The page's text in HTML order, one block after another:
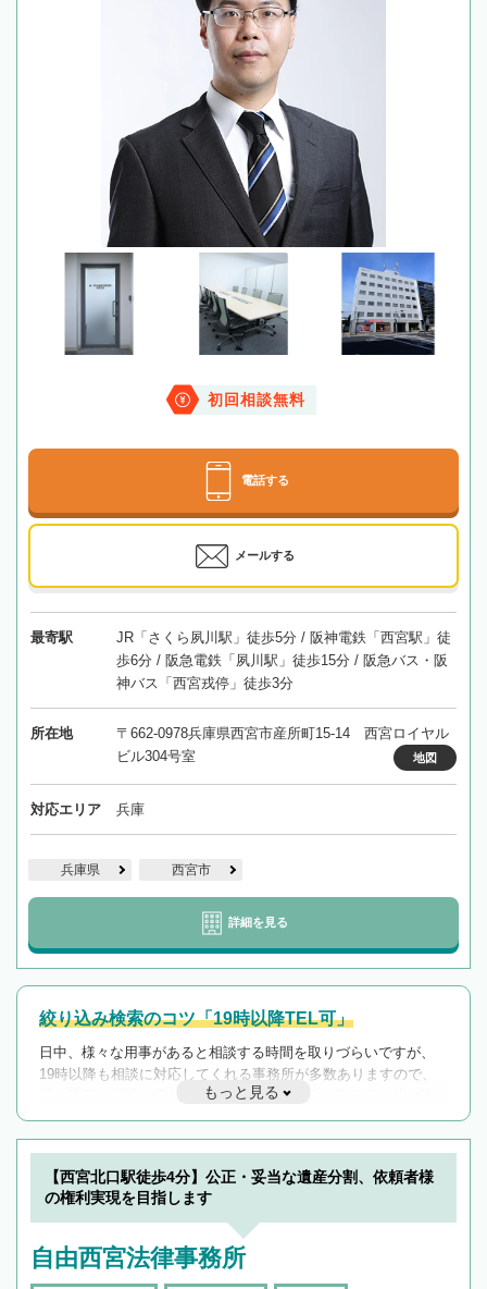
初回相談無料
電話する
メールする
最寄駅
JR「さくら夙川駅」徒歩5分 / 阪神電鉄「西宮駅」徒
歩6分 / 阪急電鉄「夙川駅」徒歩15分 / 阪急バス・阪
神バス「西宮戎停」徒歩3分
所在地
〒662-0978兵庫県西宮市産所町15-14 西宮ロイヤル
ビル304号室
地図
対応エリア 兵庫
兵庫県 西宮市
詳細を見る
絞り込み検索のコツ「19時以降TEL可」
日中、様々な用事があると相談する時間を取りづらいですが、
19時以降も相談に対応してくれる事務所が多数ありますので、
遅い時間の相談が増えそうな場合はそのような事務所に絞り込
んで検索してみましょう。
19時以降TEL可の条件
を加えて再検索
もっと見る
【西宮北口駅徒歩4分】公正・妥当な遺産分割、依頼者様
の権利実現を目指します
自由西宮法律事務所